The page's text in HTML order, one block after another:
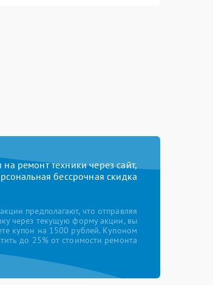
ремонт техники через сайт,
бессрочная скидка
предполагают, что отправляя
через текущую форму акции, вы
купон на 1500 рублей. Купоном
до 25% от стоимости ремонта